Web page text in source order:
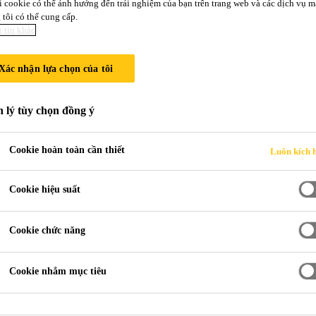
các lớp phủ gốc nhựa Sikagard®
dựa trên công nghệ Xolutec®, khả năng
các đặc tính chung của vật liệu. Bằng
về tính năng sản phẩm, ví dụ: điều này cho
phần hữu cơ bay hơi (VOC), thi công
nhanh ngay cả ở nhiệt độ thấp giúp giảm
cookie có thể ảnh hưởng đến trải nghiệm của bạn trên trang web và các dịch vụ
tôi có thể cung cấp.
tin khác
nhận lựa chọn của tôi
lý tùy chọn đồng ý
Cookie hoàn toàn cần thiết Luôn kích
Cookie hiệu suất
Cookie chức năng
Cookie nhắm mục tiêu